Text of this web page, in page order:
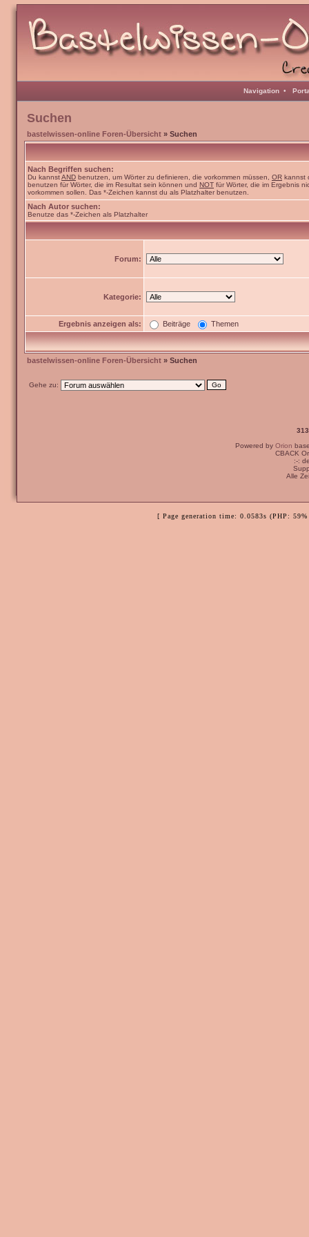
Navigation •
Suchen
bastelwissen-online Foren-Übersicht » Suchen
Nach Begriffen suchen:
Du kannstAND benutzen, um Wörter zu definieren, die vorkommen müssen, OR kannst
benutzen für Wörter, die im Resultat sein können und NOT für Wörter, die im Ergebnis
vorkommen sollen. Das *-Zeichen kannst du als Platzhalter benutzen.
Nach Autor suchen:
Benutze das *-Zeichen als Platzhalter
Forum:
Kategorie:
Ergebnis anzeigen als: Beiträge Themen
bastelwissen-online Foren-Übersicht » Suchen
Gehe zu:
Powered by Orion
CBACK
:-:
Alle
[ Page generation time: 0.0583s (PHP: